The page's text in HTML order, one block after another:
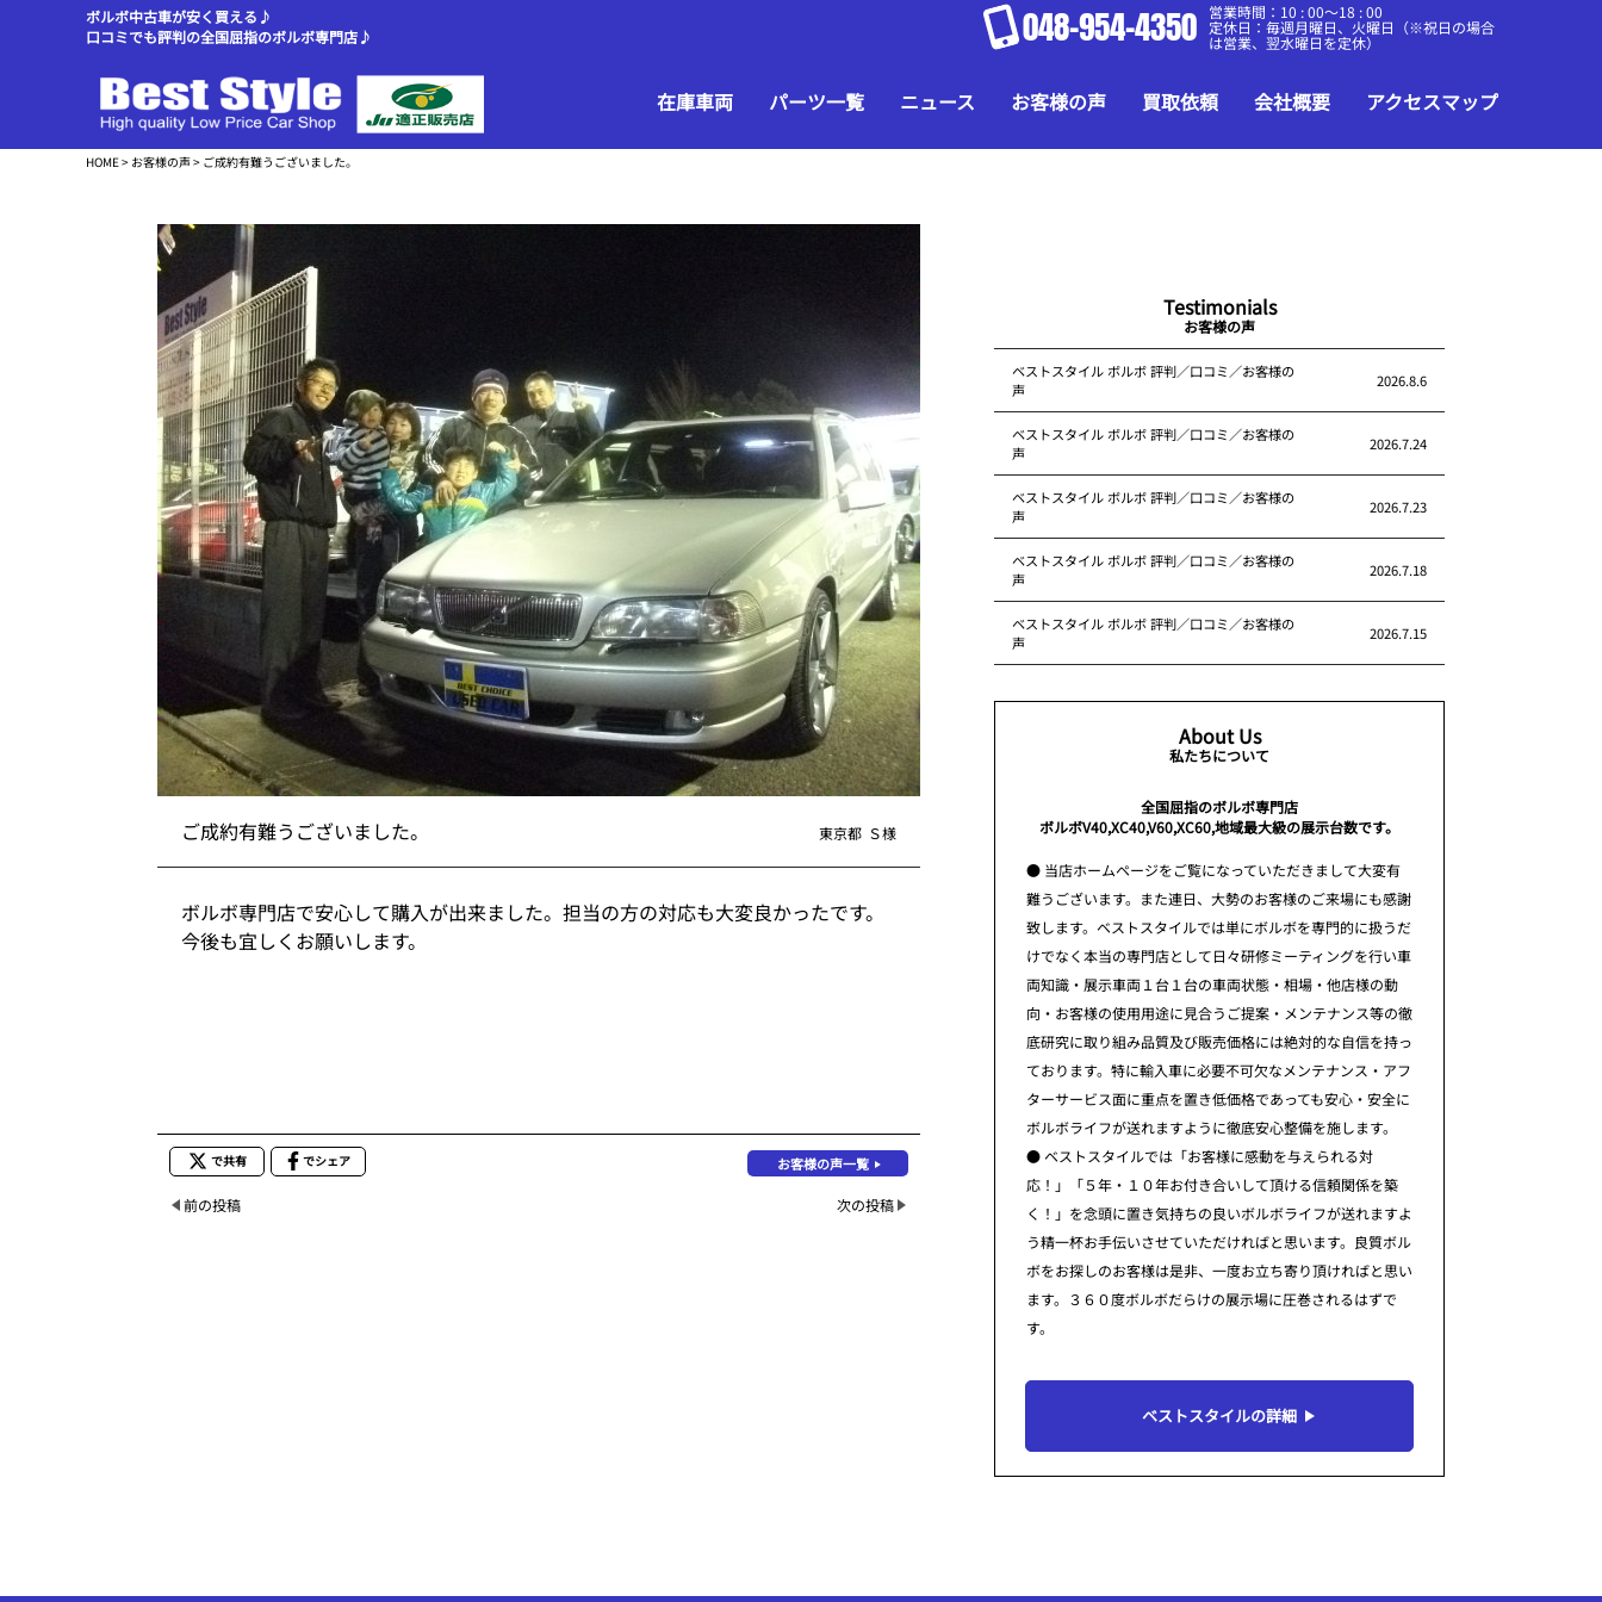
ボルボ中古車が安く買える♪
口コミでも評判の全国屈指のボルボ専門店♪
048-954-4350 営業時間：10 : 00～18 : 00
定休日：毎週月曜日、火曜日（※祝日の場合
は営業、翌水曜日を定休）
在庫車両 パーツ一覧 ニュース お客様の声 買取依頼 会社概要 アクセスマップ
HOME> お客様の声> ご成約有難うございました。
ご成約有難うございました。 東京都 Ｓ様
ボルボ専門店で安心して購入が出来ました。担当の方の対応も大変良かったです。
今後も宜しくお願いします。
で共有 でシェア お客様の声一覧
前の投稿 次の投稿
Testimonials
お客様の声
ベストスタイル ボルボ 評判／口コミ／お客様の
声
2026.8.6
ベストスタイル ボルボ 評判／口コミ／お客様の
声
2026.7.24
ベストスタイル ボルボ 評判／口コミ／お客様の
声
2026.7.23
ベストスタイル ボルボ 評判／口コミ／お客様の
声
2026.7.18
ベストスタイル ボルボ 評判／口コミ／お客様の
声
2026.7.15
About Us
私たちについて
全国屈指のボルボ専門店
ボルボV40,XC40,V60,XC60,地域最大級の展示台数です。
● 当店ホームページをご覧になっていただきまして大変有
難うございます。また連日、大勢のお客様のご来場にも感謝
致します。ベストスタイルでは単にボルボを専門的に扱うだ
けでなく本当の専門店として日々研修ミーティングを行い車
両知識・展示車両１台１台の車両状態・相場・他店様の動
向・お客様の使用用途に見合うご提案・メンテナンス等の徹
底研究に取り組み品質及び販売価格には絶対的な自信を持っ
ております。特に輸入車に必要不可欠なメンテナンス・アフ
ターサービス面に重点を置き低価格であっても安心・安全に
ボルボライフが送れますように徹底安心整備を施します。
● ベストスタイルでは「お客様に感動を与えられる対
応！」「５年・１０年お付き合いして頂ける信頼関係を築
く！」を念頭に置き気持ちの良いボルボライフが送れますよ
う精一杯お手伝いさせていただければと思います。良質ボル
ボをお探しのお客様は是非、一度お立ち寄り頂ければと思い
ます。３６０度ボルボだらけの展示場に圧巻されるはずで
す。
ベストスタイルの詳細